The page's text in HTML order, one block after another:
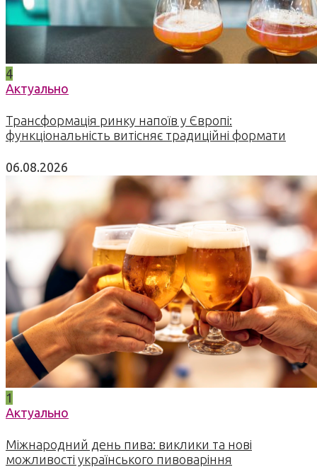
4
Актуально
Трансформація ринку напоїв у Європі:
функціональність витісняє традиційні формати
06.08.2026
1
Актуально
Міжнародний день пива: виклики та нові
можливості українського пивоваріння